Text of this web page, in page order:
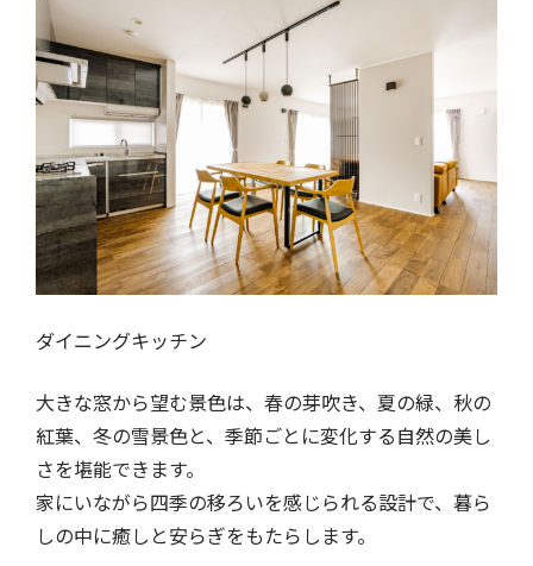
ダイニングキッチン
大きな窓から望む景色は、春の芽吹き、夏の緑、秋の
紅葉、冬の雪景色と、季節ごとに変化する自然の美し
さを堪能できます。
家にいながら四季の移ろいを感じられる設計で、暮ら
しの中に癒しと安らぎをもたらします。